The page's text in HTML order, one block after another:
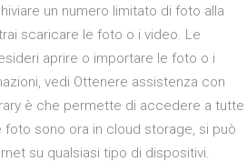
un numero limitato di foto alla
scaricare le foto o i video. Le
aprire o importare le foto o i
vedi Ottenere assistenza con
è che permette di accedere a tutte
sono ora in cloud storage, si può
su qualsiasi tipo di dispositivi.